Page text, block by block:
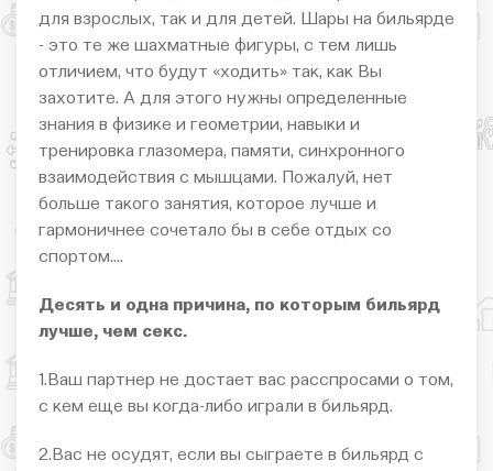
для взрослых, так и для детей. Шары на бильярде
- это те же шахматные фигуры, с тем лишь
отличием, что будут «ходить» так, как Вы
захотите. А для этого нужны определенные
знания в физике и геометрии, навыки и
тренировка глазомера, памяти, синхронного
взаимодействия с мышцами. Пожалуй, нет
больше такого занятия, которое лучше и
гармоничнее сочетало бы в себе отдых со
спортом....
Десять и одна причина, по которым бильярд
лучше, чем секс.
1.Ваш партнер не достает вас расспросами о том,
с кем еще вы когда-либо играли в бильярд.
2.Вас не осудят, если вы сыграете в бильярд с